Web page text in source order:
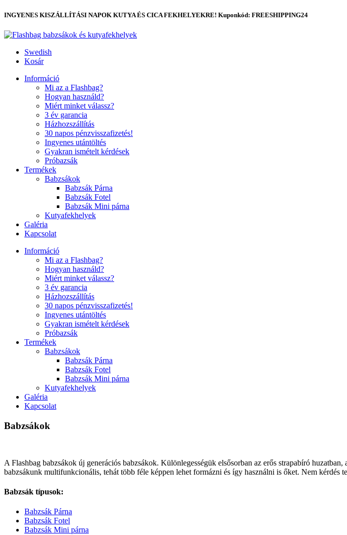
INGYENES KISZÁLLÍTÁSI NAPOK KUTYA ÉS CICA FEKHELYEKRE! Kuponkód: FREESHIPPING24
Swedish
Kosár
Információ
Mi az a Flashbag?
Hogyan használd?
Miért minket válassz?
3 év garancia
Házhozszállítás
30 napos pénzvisszafizetés!
Ingyenes utántöltés
Gyakran ismételt kérdések
Próbazsák
Termékek
Babzsákok
Babzsák Párna
Babzsák Fotel
Babzsák Mini párna
Kutyafekhelyek
Galéria
Kapcsolat
Információ
Mi az a Flashbag?
Hogyan használd?
Miért minket válassz?
3 év garancia
Házhozszállítás
30 napos pénzvisszafizetés!
Ingyenes utántöltés
Gyakran ismételt kérdések
Próbazsák
Termékek
Babzsákok
Babzsák Párna
Babzsák Fotel
Babzsák Mini párna
Kutyafekhelyek
Galéria
Kapcsolat
Babzsákok
A Flashbag babzsákok új generációs babzsákok. Különlegességük elsősorban az erős strapabíró
babzsákunk multifunkcionális, tehát több féle képpen lehet formázni és így használni is őket. Nem kérdés
Babzsák típusok:
Babzsák Párna
Babzsák Fotel
Babzsák Mini párna